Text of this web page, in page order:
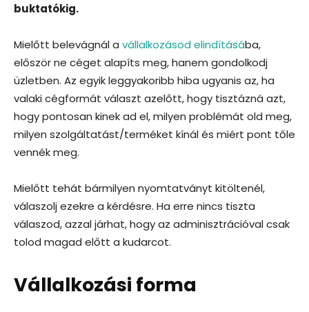
buktatókig.
Mielőtt belevágnál a vállalkozásod elindításába,
először ne céget alapíts meg, hanem gondolkodj
üzletben. Az egyik leggyakoribb hiba ugyanis az, ha
valaki cégformát választ azelőtt, hogy tisztázná azt,
hogy pontosan kinek ad el, milyen problémát old meg,
milyen szolgáltatást/terméket kínál és miért pont tőle
vennék meg.
Mielőtt tehát bármilyen nyomtatványt kitöltenél,
válaszolj ezekre a kérdésre. Ha erre nincs tiszta
válaszod, azzal járhat, hogy az adminisztrációval csak
tolod magad előtt a kudarcot.
Vállalkozási forma